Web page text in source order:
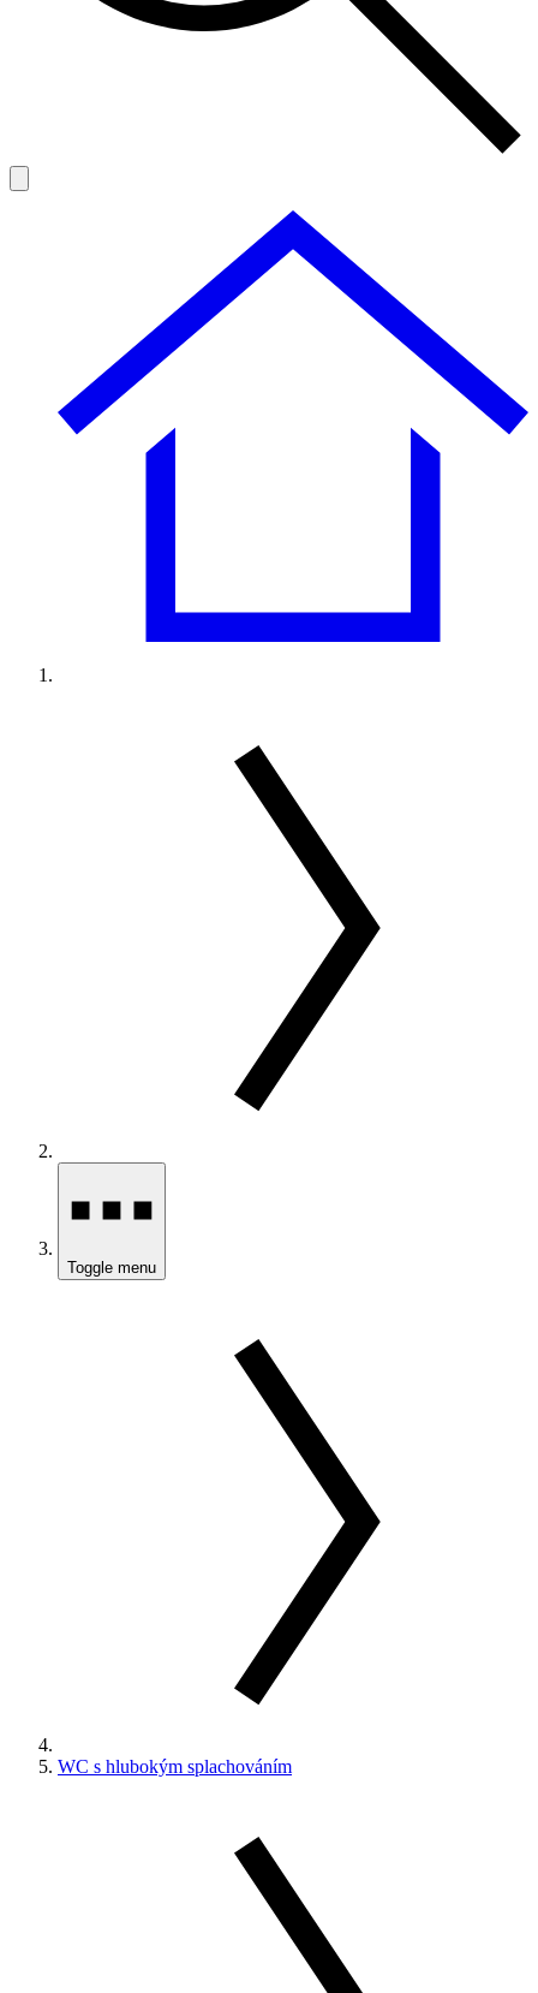
Toggle menu
WC s hlubokým splachováním